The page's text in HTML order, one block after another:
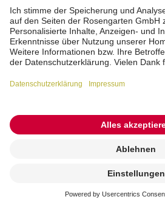
beauftragen
Impressum Datenschutz
Interne Meldestelle
Barrierefreiheitserklärung
© 2026 ROSENGARTEN-Tierbestattung